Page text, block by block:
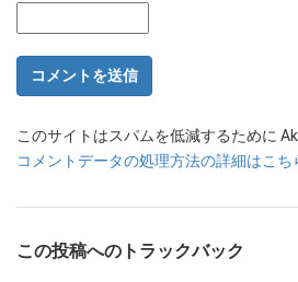
このサイトはスパムを低減するために
コメントデータの処理方法の詳細はこ
この投稿へのトラックバック